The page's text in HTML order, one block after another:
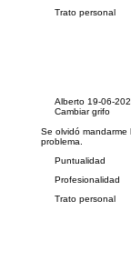
Trato personal
Alberto 19-06-
Cambiar grifo
Se olvidó mandarme
problema.
Puntualidad
Profesionalidad
Trato personal